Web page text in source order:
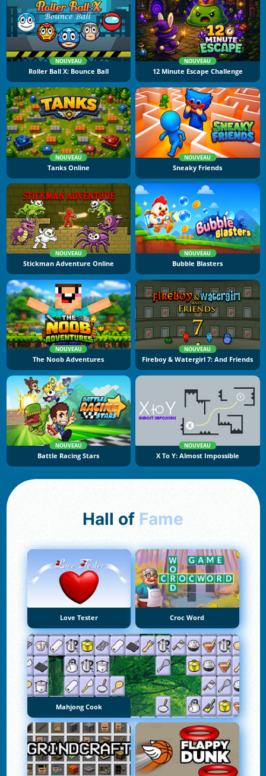
NOUVEAU
Roller Ball X: Bounce Ball
NOUVEAU
12 Minute Escape Challenge
NOUVEAU
Tanks Online
NOUVEAU
Sneaky Friends
NOUVEAU
Stickman Adventure Online
NOUVEAU
Bubble Blasters
NOUVEAU
The Noob Adventures
NOUVEAU
Fireboy & Watergirl 7: And Friends
NOUVEAU
Battle Racing Stars
NOUVEAU
X To Y: Almost Impossible
Hall of Fame
Love Tester Croc Word
Mahjong Cook